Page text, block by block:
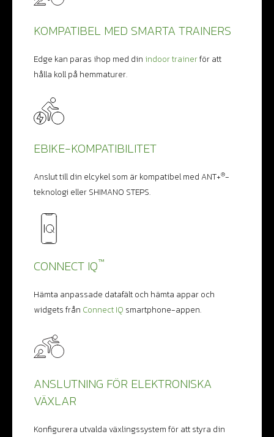
KOMPATIBEL MED SMARTA TRAINERS
Edge kan paras ihop med din indoor trainerför att
hålla koll på hemmaturer.
EBIKE-KOMPATIBILITET
Anslut till din elcykel som är kompatibel med ANT+®-
teknologi eller SHIMANO STEPS.
CONNECT IQ™
Hämta anpassade datafält och hämta appar och
widgets från Connect IQ smartphone-appen.
ANSLUTNING FÖR ELEKTRONISKA
VÄXLAR
Konfigurera utvalda växlingssystem för att styra din